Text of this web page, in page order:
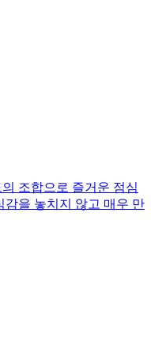
조합으로 즐거운 점심
감을 놓치지 않고 매우 만